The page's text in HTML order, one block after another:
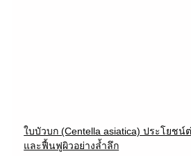
ใบบัวบก (Centella asiatica) ประโยชน์
และฟื้นฟูผิวอย่างล้ำลึก